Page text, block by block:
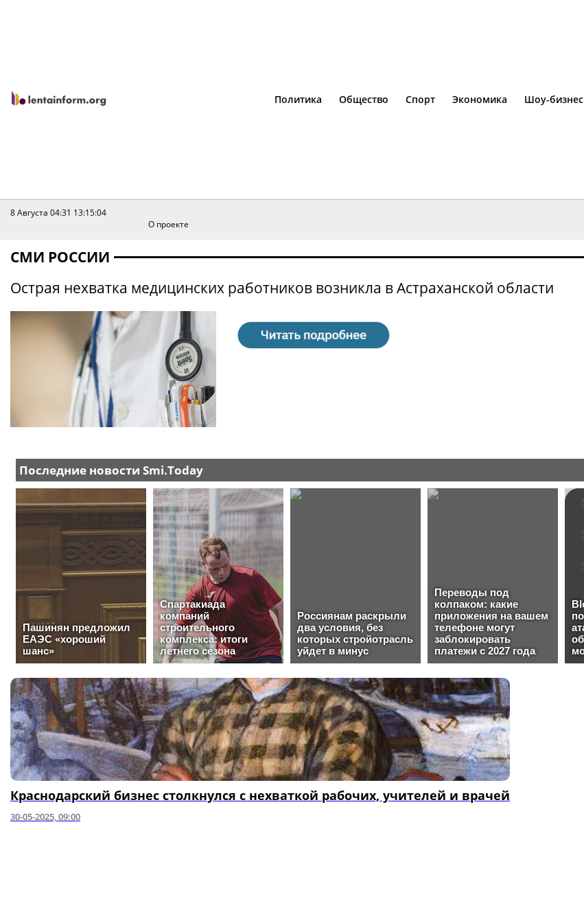
Политика Общество Спорт Экономика Шоу-бизнес
8 Августа 04:31 13:15:04
О проекте
СМИ РОССИИ
Острая нехватка медицинских работников возникла в Астраханской области
Краснодарский бизнес столкнулся с нехваткой рабочих, учителей и врачей
30-05-2025, 09:00